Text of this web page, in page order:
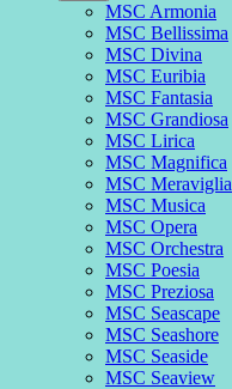
MSC Armonia
MSC Bellissima
MSC Divina
MSC Euribia
MSC Fantasia
MSC Grandiosa
MSC Lirica
MSC Magnifica
MSC Meraviglia
MSC Musica
MSC Opera
MSC Orchestra
MSC Poesia
MSC Preziosa
MSC Seascape
MSC Seashore
MSC Seaside
MSC Seaview